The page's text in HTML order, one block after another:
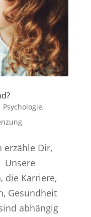
Psychologie,
erzähle Dir,
Unsere
die Karriere,
Gesundheit
abhängig